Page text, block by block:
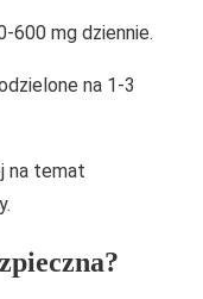
600 mg dziennie.
na 1-3
na temat